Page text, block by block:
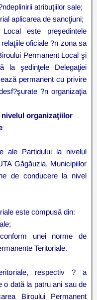
atribuţiilor sale;
aplicarea de sancţiuni;
Local este preşedintele
oficiale ?n zona sa
Permanent Local şi
la şedinţele Delegaţiei
permanent cu privire
?n organizaţia
organizaţiilor
ale Partidului la nivelul
Găgăuzia, Municipiilor
de conducere la nivel
este compusă din:
unei norme de
Teritoriale.
respectiv ? a
o dată la patru ani sau de
Biroului Permanent